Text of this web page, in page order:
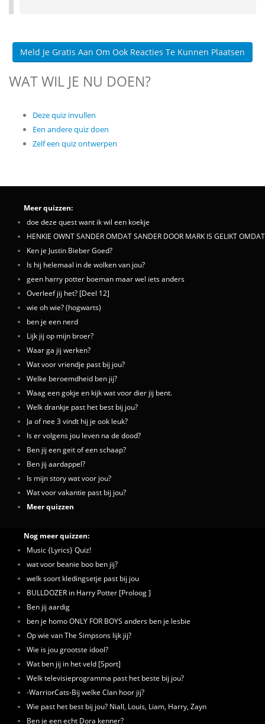
Meld Je Gratis Aan Om Ook Reacties Te Kunnen Plaatsen
WAT WIL JE NU DOEN?
Deze quiz invullen
Een andere quiz doen
Zelf een quiz ontwerpen
Meer quizzen:
doe deze quest want ik wil een koekje
HENKIE OWNT SANDER OMDAT SANDER DOOR MARK IS GELIKT
Ken je Justin Bieber Goed?
Is hij helemaal in de wolken van jou?
geen harry potter boeman maar wel iets anders
Overleef jij het? [Deel 12]
wie oh wie? (hogwarts)
ben je een nerd
Lijk jij op mijn broer?
Waar ga jij werken?
Wat voor vriendje past bij jou?
Welke beroemdheid ben jij?
Waag een gokje en kijk wat voor dier jij bent.
Welk drankje past het best bij jou?
Ja of nee 3 vindt hij je ook leuk?
Is er volgens jou leven na de dood?
Ben jij een geit of een schaap?
Ben jij aardappel?
Is mijn story wat voor jou?
Wat voor vakantie past bij jou?
Meer quizzen
Nog meer quizzen:
Music {Lyrics} Quiz!
wat voor beanie boo ben jij?
welk soort kledingsetje past bij jou
BULLDOZER in Harry Potter [Proloog ]
Ben jij aardig
ben je homo ONLY FOR BOYS anders ben je lesbie
Op wie van The Simpsons lijk jij?
Wie is jou grootste idool?
Wat ben jij in het veld [Sport]
Welk televisieprogramma past het beste bij jou?
-WarriorCats-Bij welke Clan hoor jij?
Wie past het best bij jou? Niall, Louis, Liam, Harry, Zayn
Ben je een echt Dora kenner?